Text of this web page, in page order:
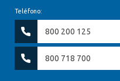
Teléfono:
800 200 125
800 718 700